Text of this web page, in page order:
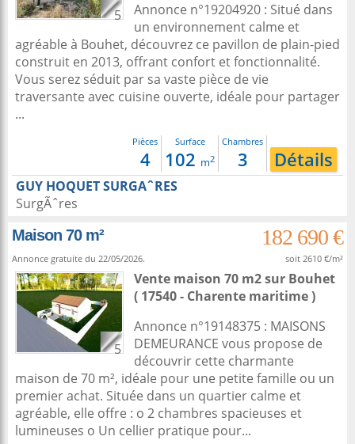
5
Annonce n°19204920 : Situé dans
un environnement calme et
agréable à Bouhet, découvrez ce pavillon de plain-pied
construit en 2013, offrant confort et fonctionnalité.
Vous serez séduit par sa vaste pièce de vie
traversante avec cuisine ouverte, idéale pour partager
...
Pièces
4
Surface
102 m2
Chambres
3 Détails
GUY HOQUET SURGAˆRES
SurgÃˆres
Maison 70 m²
182 690 €
Annonce gratuite du 22/05/2026. soit 2610 €/m²
5
Vente maison 70 m2sur Bouhet
( 17540 - Charente maritime )
Annonce n°19148375 : MAISONS
DEMEURANCE vous propose de
découvrir cette charmante
maison de 70 m², idéale pour une petite famille ou un
premier achat. Située dans un quartier calme et
agréable, elle offre : o 2 chambres spacieuses et
lumineuses o Un cellier pratique pour...